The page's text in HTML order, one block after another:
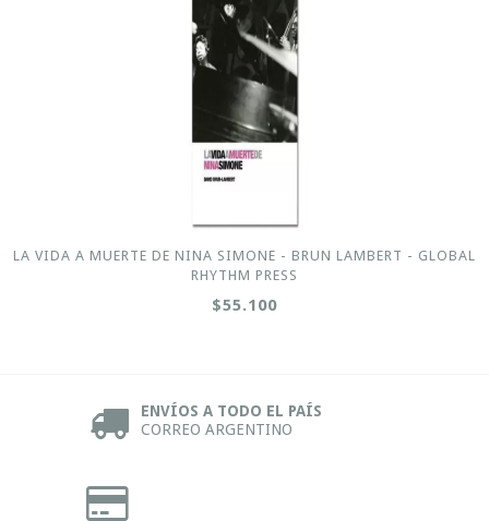
LA VIDA A MUERTE DE NINA SIMONE - BRUN LAMBERT - GLOBAL
RHYTHM PRESS
$55.100
ENVÍOS A TODO EL PAÍS
CORREO ARGENTINO